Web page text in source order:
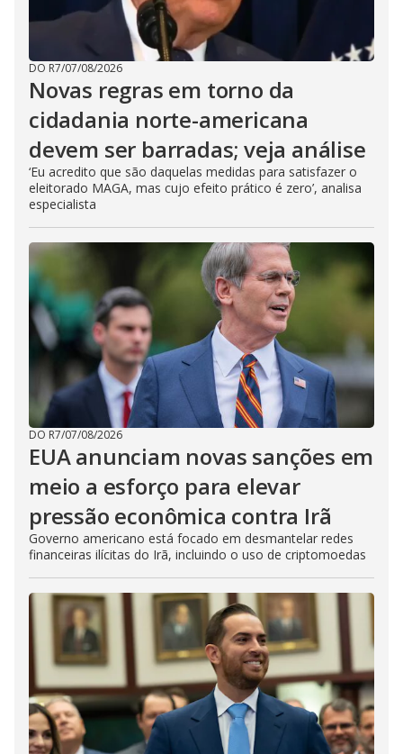
DO R7/07/08/2026
Novas regras em torno da
cidadania norte-americana
devem ser barradas; veja análise
‘Eu acredito que são daquelas medidas para satisfazer o
eleitorado MAGA, mas cujo efeito prático é zero’, analisa
especialista
DO R7/07/08/2026
EUA anunciam novas sanções em
meio a esforço para elevar
pressão econômica contra Irã
Governo americano está focado em desmantelar redes
financeiras ilícitas do Irã, incluindo o uso de criptomoedas